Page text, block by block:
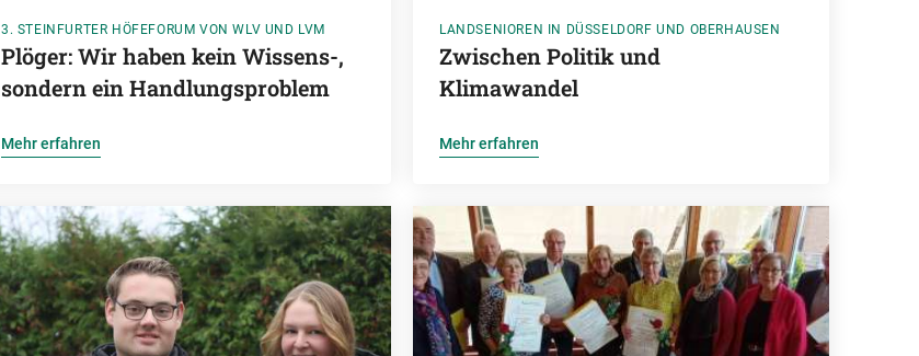
3. STEINFURTER HÖFEFORUM VON WLV UND LVM
Plöger: Wir haben kein Wissens-,
sondern ein Handlungsproblem
Mehr erfahren
LANDSENIOREN IN DÜSSELDORF UND OBERHAUSEN
Zwischen Politik und
Klimawandel
Mehr erfahren